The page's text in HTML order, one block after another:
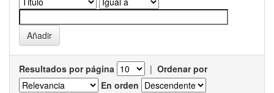
Resultados por página | Ordenar por
En orden